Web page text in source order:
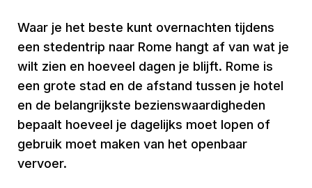
Waar je het beste kunt overnachten tijdens
een stedentrip naar Rome hangt af van wat je
wilt zien en hoeveel dagen je blijft. Rome is
een grote stad en de afstand tussen je hotel
en de belangrijkste bezienswaardigheden
bepaalt hoeveel je dagelijks moet lopen of
gebruik moet maken van het openbaar
vervoer.